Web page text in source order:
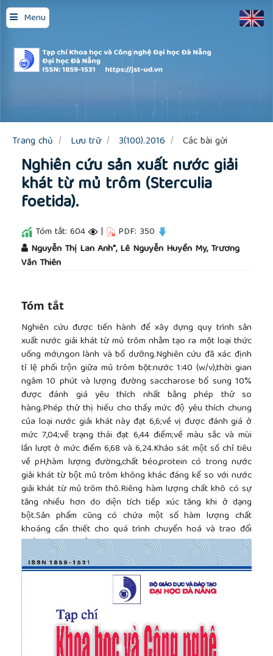
Menu
Quick
jump
to
page
content
Main
Sidebar
Trang chủ Lưu trữ 3(100).2016 Các bài gửi
Nghiên cứu sản xuất nước giải
khát từ mủ trôm (Sterculia
foetida).
Tóm tắt: 604 | PDF: 350
Nguyễn Thị Lan Anh*, Lê Nguyễn Huyền My, Trương
Văn Thiên
Tóm tắt
Nghiên cứu được tiến hành để xây dựng quy trình sản
xuất nước giải khát từ mủ trôm nhằm tạo ra một loại thức
uống mới,ngon lành và bổ dưỡng.Nghiên cứu đã xác định
tỉ lệ phối trộn giữa mủ trôm bột:nước 1:40 (w/v),thời gian
ngâm 10 phút và lượng đường saccharose bổ sung 10%
được đánh giá yêu thích nhất bằng phép thử so
hàng.Phép thử thị hiếu cho thấy mức độ yêu thích chung
của loại nước giải khát này đạt 6,6;về vị được đánh giá ở
mức 7,04;về trạng thái đạt 6,44 điểm;về màu sắc và mùi
lần lượt ở mức điểm 6,68 và 6,24.Khảo sát một số chỉ tiêu
về pH,hàm lượng đường,chất béo,protein có trong nước
giải khát từ bột mủ trôm không khác đáng kể so với nước
giải khát từ mủ trôm thô.Riêng hàm lượng chất khô có sự
tăng nhiều hơn do diện tích tiếp xúc tăng khi ở dạng
bột.Sản phẩm cũng có chứa một số hàm lượng chất
khoáng cần thiết cho quá trình chuyển hoá và trao đổi
chất của cơ thể như Ca, K, Zn, Fe, Mg, Al,... và cũng an
toàn về mặt kim loại nặng.